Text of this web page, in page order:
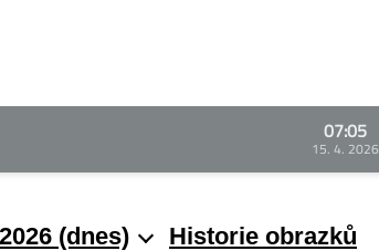
07:05
15. 4. 2026
(dnes) Historie obrazků